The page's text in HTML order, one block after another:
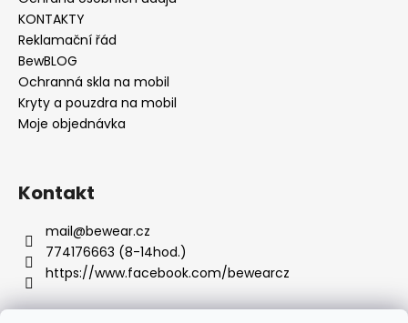
KONTAKTY
Reklamační řád
BewBLOG
Ochranná skla na mobil
Kryty a pouzdra na mobil
Moje objednávka
Kontakt
mail@bewear.cz
774176663 (8-14hod.)
https://www.facebook.com/bewearcz